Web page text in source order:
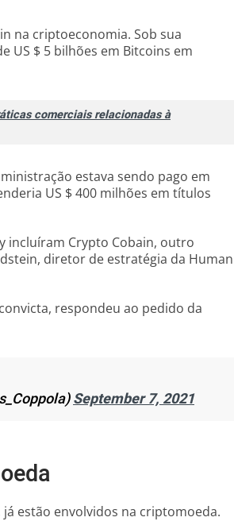
na criptoeconomia. Sob sua
US $ 5 bilhões em Bitcoins em
comerciais relacionadas à
estava sendo pago em
US $ 400 milhões em títulos
incluíram Crypto Cobain, outro
diretor de estratégia da Human
respondeu ao pedido da
September 7, 2021
estão envolvidos na criptomoeda.